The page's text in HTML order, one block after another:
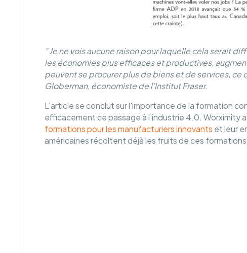
" Je ne vois aucune raison pour laquelle cela serait
les économies plus efficaces et productives,
peuvent se procurer plus de biens et de services,
Globerman, économiste de l’Institut Fraser.
L'article se conclut sur l'importance de la formation
efficacement ce passage à l'industrie 4.0. Worximity
formations pour les manufacturiers innovants et leur
américaines récoltent déjà les fruits de ces